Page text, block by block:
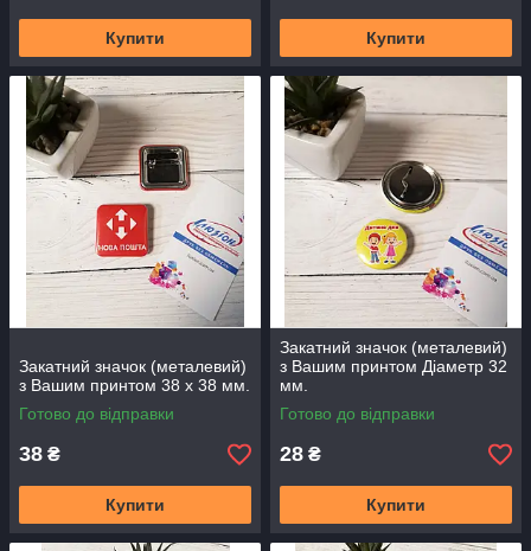
Купити Купити
Закатний значок (металевий)
з Вашим принтом 38 х 38 мм.
Готово до відправки
38 ₴
Купити
Закатний значок (металевий)
з Вашим принтом Діаметр 32
мм.
Готово до відправки
28 ₴
Купити